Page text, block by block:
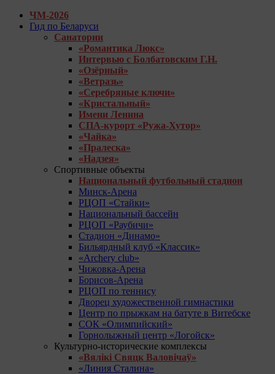
ЧМ-2026
Гид по Беларуси
Санатории
«Романтика Люкс»
Интервью с Болбатовским Г.Н.
«Озёрный»
«Ветразь»
«Серебряные ключи»
«Кристальный»
Имени Ленина
СПА-курорт «Ружа-Хутор»
«Чайка»
«Пралеска»
«Надзея»
Спортивные объекты
Национальный футбольный стадион
Минск-Арена
РЦОП «Стайки»
Национальный бассейн
РЦОП «Раубичи»
Стадион «Динамо»
Бильярдный клуб «Классик»
«Archery club»
Чижовка-Арена
Борисов-Арена
РЦОП по теннису
Дворец художественной гимнастики
Центр по прыжкам на батуте в Витебске
СОК «Олимпийский»
Горнолыжный центр «Логойск»
Культурно-исторические комплексы
«Вялікі Свяцк Валовічаў»
«Линия Сталина»